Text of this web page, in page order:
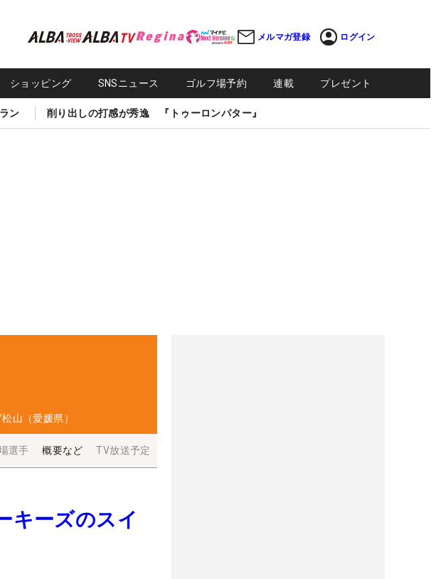
メルマガ登録 ログイン
ショッピング SNSニュース ゴルフ場予約 連載 プレゼント
ン 削り出しの打感が秀逸 『トゥーロンパター』
山（愛媛県）
選手 概要など TV放送予定
キーズのスイ